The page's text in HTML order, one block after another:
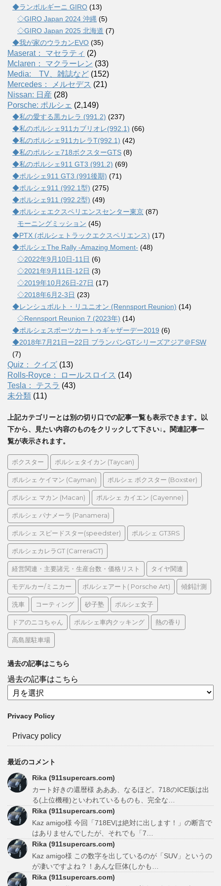
◆ランボルギーニ GIRO (13)
◇GIRO Japan 2024 沖縄 (5)
◇GIRO Japan 2025 北海道 (7)
◆我が家のウラカンEVO (35)
Maserat： マセラティ (2)
Mclaren： マクラーレン (33)
Media: TV、雑誌など (152)
Mercedes： メルセデス (21)
Nissan: 日産 (28)
Porsche: ポルシェ (2,149)
◆私の愛する黒カレラ (991.2) (237)
◆私のポルシェ911カブリオレ(992.1) (66)
◆私のポルシェ911カレラT(992.1) (42)
◆私のポルシェ718ボクスターGTS (8)
◆私のポルシェ911 GT3 (991.2) (69)
◆ポルシェ911 GT3 (991後期) (71)
◆ポルシェ911 (992.1型) (275)
◆ポルシェ911 (992.2型) (49)
◆ポルシェエクスペリエンスセンター東京 (87)
モーニングミッション (45)
◆PTX (ポルシェトラックエクスペリエンス) (17)
◆ポルシェThe Rally -Amazing Moment- (48)
◇2022年9月10日-11日 (6)
◇2021年9月11日-12日 (3)
◇2019年10月26日-27日 (17)
◇2018年6月2-3日 (23)
◆レンシュポルト・リユニオン (Rennsport Reunion) (14)
◇Rennsport Reunion 7 (2023年) (14)
◆ポルシェスポーツカートゥギャザーデー2019 (6)
◆2018年7月21日ー22日 ブランパンGTシリーズアジア＠FSW
(7)
Quiz： クイズ (13)
Rolls-Royce： ロールスロイス (14)
Tesla： テスラ (43)
未分類 (11)
上記カテゴリーとは別の切り口での記事一覧も表示できます。以
下から、見たい内容のものをクリックして下さい↓。関連記事一
覧が表示されます。
ボクスター ポルシェタイカン (Taycan)
ポルシェ ケイマン (Cayman) ポルシェ ボクスター (Boxster)
ポルシェ マカン (Macan) ポルシェ カイエン (Cayenne)
ポルシェ パナメーラ (Panamera)
ポルシェ スピードスター(speedster) ポルシェ GT3RS
ポルシェカレラGT (CarreraGT)
経営関連・主要諸元・生産台数・価格リスト タイヤ関連
モデルカー/ミニカー ポルシェアート( Porsche Art) 傾斜計測
洗車 コーティング 砂子塾 ポルシェ女子
ドアのニコちゃん ポルシェ車内クッキング 熱の香り
高島屋駐車場
過去の記事はこちら
過去の記事はこちら
Privacy Policy
Privacy policy
最近のコメント
Rika (911supercars.com)
カート好きの還暦様 あああ、なるほど。718のICE版は出
る(上位機種)といわれているものも、完全な…
Rika (911supercars.com)
Kaz amigo様 今回「718EVは絶対に出します！」の断言で
はありませんでしたが、それでも「7…
Rika (911supercars.com)
Kaz amigo様 この数字を出しているのが「SUV」というの
が凄いですよね？！あんな巨体(しかも…
Rika (911supercars.com)